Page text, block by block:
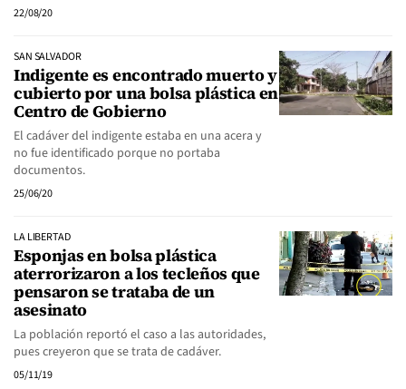
22/08/20
SAN SALVADOR
Indigente es encontrado muerto y
cubierto por una bolsa plástica en
Centro de Gobierno
El cadáver del indigente estaba en una acera y
no fue identificado porque no portaba
documentos.
25/06/20
LA LIBERTAD
Esponjas en bolsa plástica
aterrorizaron a los tecleños que
pensaron se trataba de un
asesinato
La población reportó el caso a las autoridades,
pues creyeron que se trata de cadáver.
05/11/19